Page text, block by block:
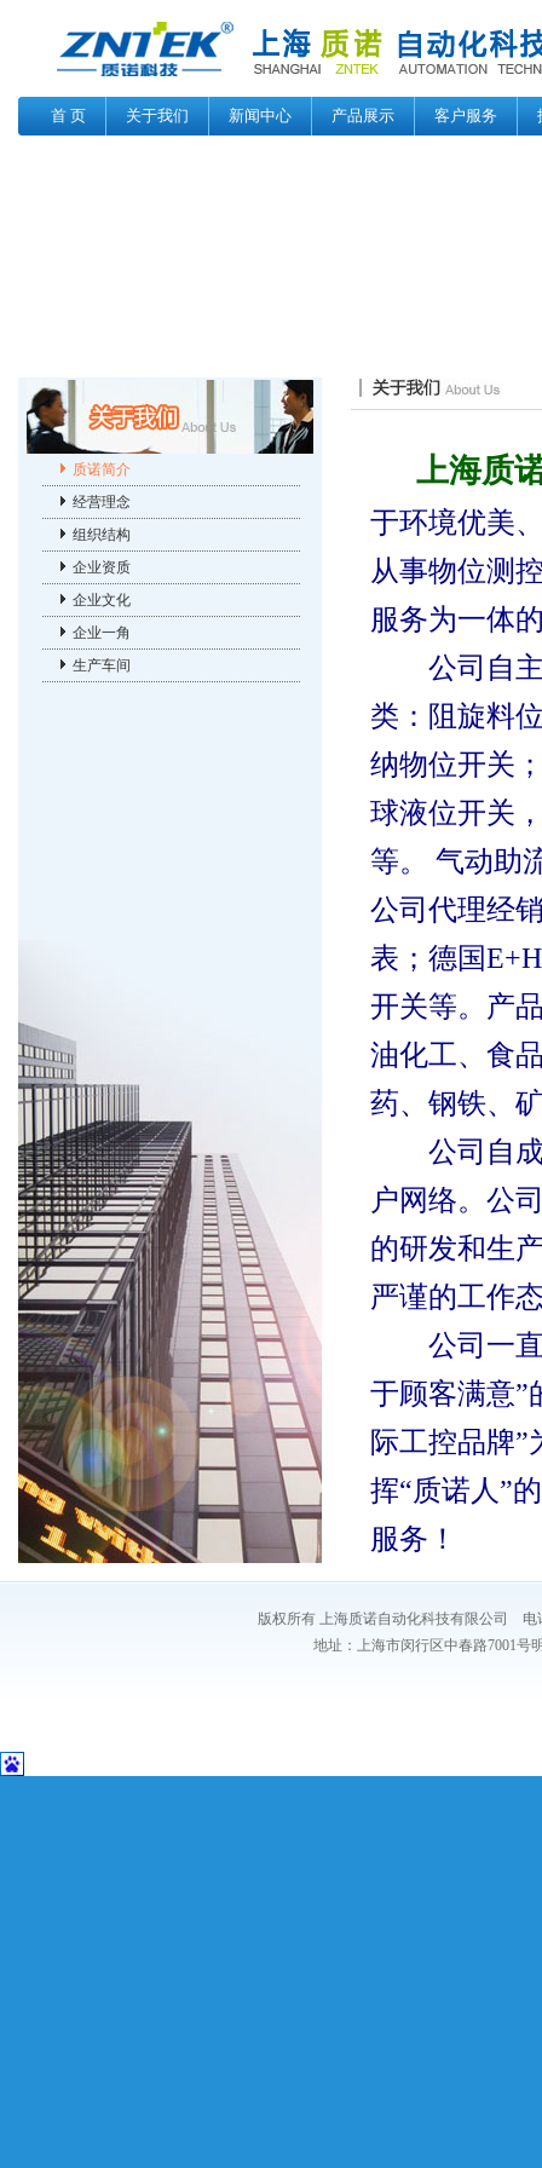
首 页 关于我们 新闻中心 产品展示 客户服务
质诺简介
经营理念
组织结构
企业资质
企业文化
企业一角
生产车间
上海质
于环境优美
从事物位测
服务为一体
公司自
类：阻旋料
纳物位开关
球液位开关
等。 气动助
公司代理经
表；德国E+H
开关等。产
油化工、食
药、钢铁、
公司自
户网络。公
的研发和生
严谨的工作
公司一
于顾客满意”
际工控品牌”
挥“质诺人 ”
服务！
版权所有 上海质诺自动化科技有限公司 电
地址：上海市闵行区中春路7001